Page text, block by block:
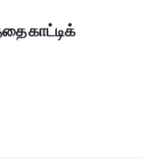
காட்டிக்